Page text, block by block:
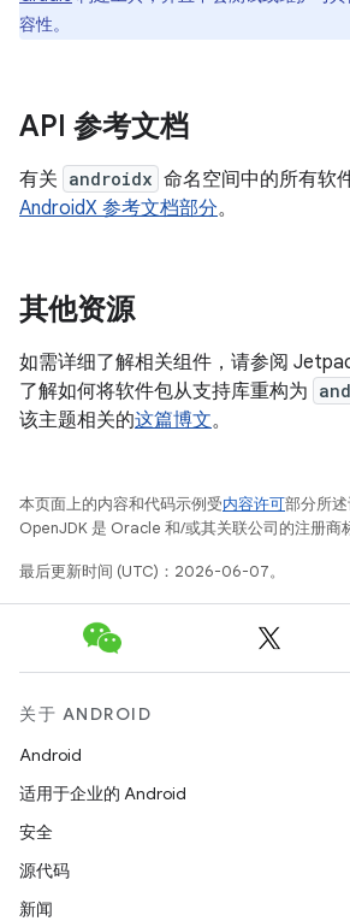
容性。
API 参考文档
有关 androidx 命名空间中的所有软
AndroidX 参考文档部分。
其他资源
如需详细了解相关组件，请参阅
了解如何将软件包从支持库重构为
该主题相关的这篇博文。
本页面上的内容和代码示例受内容许可部分所
OpenJDK 是 Oracle 和/或其关联公司的注册商
最后更新时间 (UTC)：2026-06-07。
关于 ANDROID
Android
适用于企业的 Android
安全
源代码
新闻